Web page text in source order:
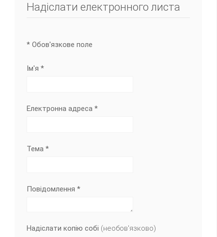
Надіслати електронного листа
* Обов'язкове поле
Ім'я *
Електронна адреса *
Тема *
Повідомлення *
Надіслати копію собі (необов'язково)